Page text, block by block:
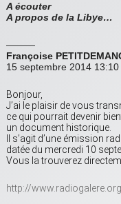
A écouter
A propos de la Libye…
———
Françoise
15 septembre 2014 13:10
Bonjour,
J’ai le plaisir de vous
ce qui pourrait devenir
un document historique.
Il s’agit d’une émission
datée du mercredi 10
Vous la trouverez
http://